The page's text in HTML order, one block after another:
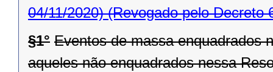
04/11/2020)(Revogado pelo Decreto
§1° Eventos de massa enquadrados
aqueles não enquadrados nessa